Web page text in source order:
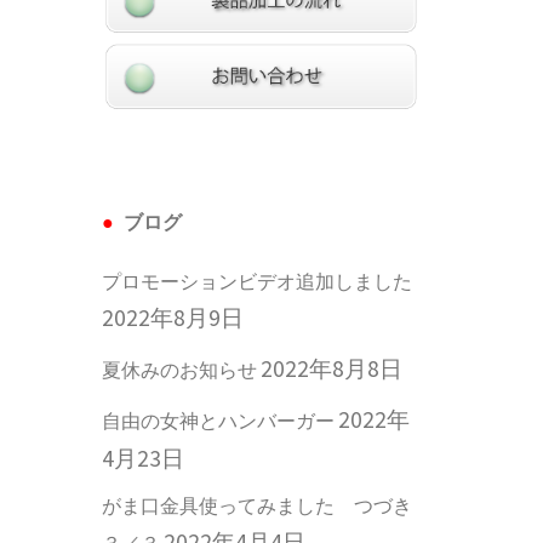
ブログ
プロモーションビデオ追加しました
2022年8月9日
夏休みのお知らせ 2022年8月8日
自由の女神とハンバーガー 2022年
4月23日
がま口金具使ってみました つづき